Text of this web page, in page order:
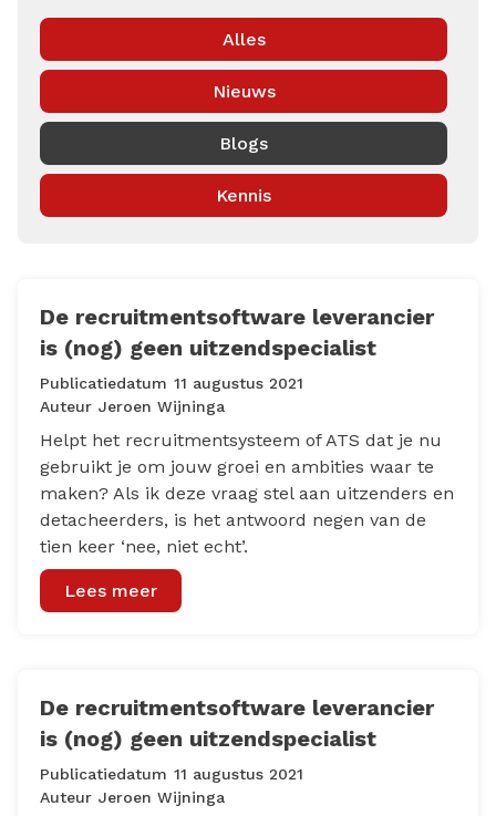
Alles
Nieuws
Blogs
Kennis
De recruitmentsoftware leverancier
is (nog) geen uitzendspecialist
Publicatiedatum 11 augustus 2021
Auteur Jeroen Wijninga
Helpt het recruitmentsysteem of ATS dat je nu
gebruikt je om jouw groei en ambities waar te
maken? Als ik deze vraag stel aan uitzenders en
detacheerders, is het antwoord negen van de
tien keer ‘nee, niet echt’.
Lees meer
De recruitmentsoftware leverancier
is (nog) geen uitzendspecialist
Publicatiedatum 11 augustus 2021
Auteur Jeroen Wijninga